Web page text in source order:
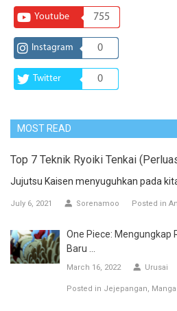
Youtube 755
Instagram 0
Twitter 0
MOST READ
Top 7 Teknik Ryoiki Tenkai
Jujutsu Kaisen menyuguhkan pada
July 6, 2021 Sorenamoo Posted in
One Piece: Mengungkap
Baru ...
March 16, 2022 Urusai
Posted in Jejepangan Manga